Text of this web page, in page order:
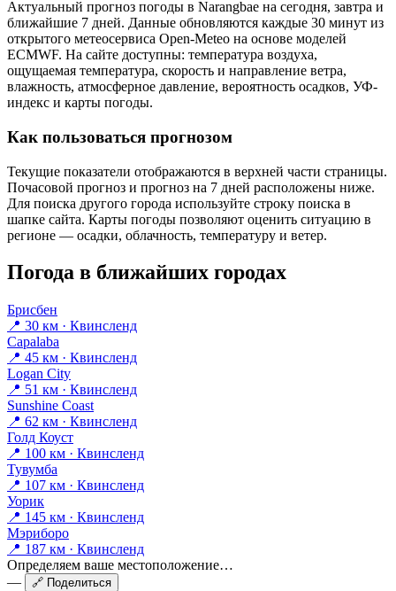
Актуальный прогноз погоды в Narangbaе на сегодня, завтра и
ближайшие 7 дней. Данные обновляются каждые 30 минут из
открытого метеосервиса Open-Meteo на основе моделей
ECMWF. На сайте доступны: температура воздуха,
ощущаемая температура, скорость и направление ветра,
влажность, атмосферное давление, вероятность осадков, УФ-
индекс и карты погоды.
Как пользоваться прогнозом
Текущие показатели отображаются в верхней части страницы.
Почасовой прогноз и прогноз на 7 дней расположены ниже.
Для поиска другого города используйте строку поиска в
шапке сайта. Карты погоды позволяют оценить ситуацию в
регионе — осадки, облачность, температуру и ветер.
Погода в ближайших городах
Брисбен
📍 30 км · Квинсленд
Capalaba
📍 45 км · Квинсленд
Logan City
📍 51 км · Квинсленд
Sunshine Coast
📍 62 км · Квинсленд
Голд Коуст
📍 100 км · Квинсленд
Тувумба
📍 107 км · Квинсленд
Уорик
📍 145 км · Квинсленд
Мэриборо
📍 187 км · Квинсленд
Определяем ваше местоположение…
—
🔗 Поделиться